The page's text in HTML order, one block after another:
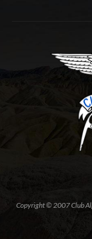
Copyright © 2007 Club